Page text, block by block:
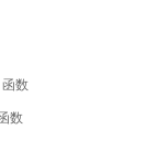
数
数